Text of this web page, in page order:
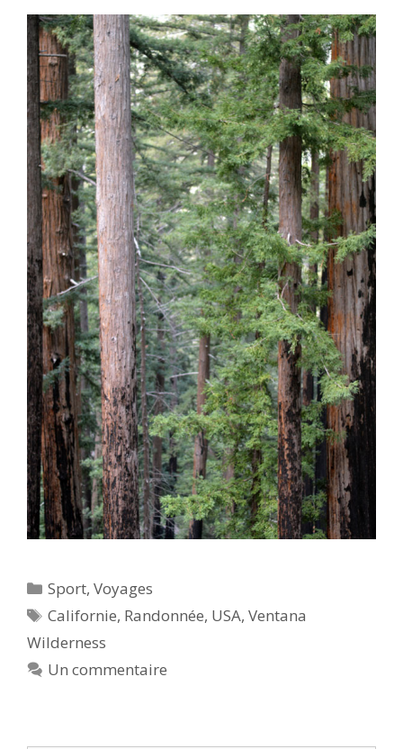
Catégories
Sport,Voyages
Étiquettes
Californie, Randonnée, USA,Ventana
Wilderness
Un commentaire